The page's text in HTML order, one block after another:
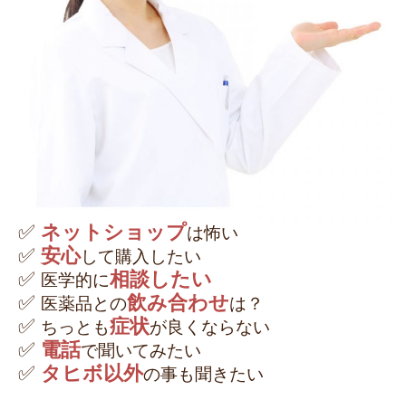
✅ ネットショップは怖い
✅ 安心して購入したい
✅ 医学的に相談したい
✅ 医薬品との飲み合わせは？
✅ ちっとも症状が良くならない
✅ 電話で聞いてみたい
✅ タヒボ以外の事も聞きたい